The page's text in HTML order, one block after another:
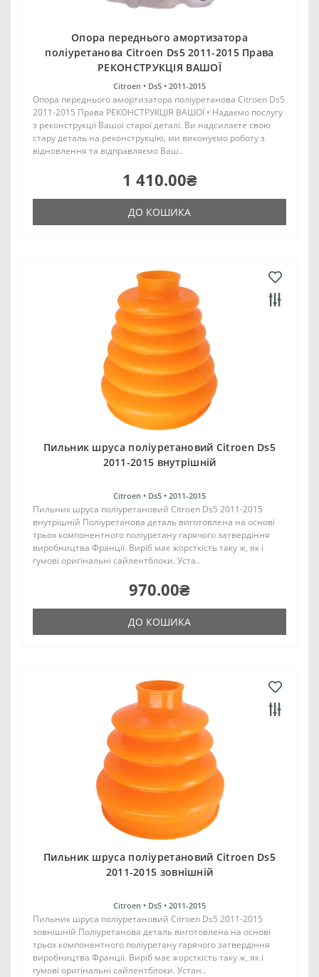
Опора переднього амортизатора
поліуретанова Citroen Ds5 2011-2015 Права
РЕКОНСТРУКЦІЯ ВАШОЇ
Citroen • Ds5 • 2011-2015
Опора переднього амортизатора поліуретанова Citroen Ds5
2011-2015 Права РЕКОНСТРУКЦІЯ ВАШОЇ • Надаємо послугу
з реконструкції Вашої старої деталі. Ви надсилаєте свою
стару деталь на реконструкцію, ми виконуємо роботу з
відновлення та відправляємо Ваш..
1 410.00₴
ДО КОШИКА
Пильник шруса поліуретановий Citroen Ds5
2011-2015 внутрішній
Citroen • Ds5 • 2011-2015
Пильник шруса поліуретановий Citroen Ds5 2011-2015
внутрішній Поліуретанова деталь виготовлена на основі
трьох компонентного поліуретану гарячого затвердіння
виробництва Франції. Виріб має жорсткість таку ж, як і
гумові оригінальні сайлентблоки. Уста..
970.00₴
ДО КОШИКА
Пильник шруса поліуретановий Citroen Ds5
2011-2015 зовнішній
Citroen • Ds5 • 2011-2015
Пильник шруса поліуретановий Citroen Ds5 2011-2015
зовнішній Поліуретанова деталь виготовлена на основі
трьох компонентного поліуретану гарячого затвердіння
виробництва Франції. Виріб має жорсткість таку ж, як і
гумові оригінальні сайлентблоки. Устан..